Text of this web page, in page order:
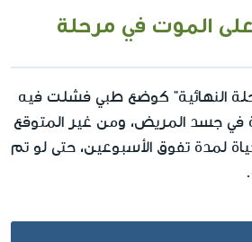
الموت في مرحلة
النهائية" كوضع طبي فشلت فيه
في جسد المريض، ومن غير المتوقع
لمدة تفوق الأسبوعين، حتى لو تم